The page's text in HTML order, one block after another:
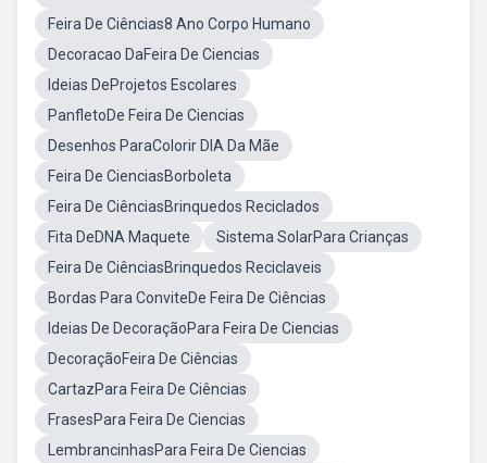
Feira De Ciências8 Ano Corpo Humano
Decoracao DaFeira De Ciencias
Ideias DeProjetos Escolares
PanfletoDe Feira De Ciencias
Desenhos ParaColorir DIA Da Mãe
Feira De CienciasBorboleta
Feira De CiênciasBrinquedos Reciclados
Fita DeDNA Maquete
Sistema SolarPara Crianças
Feira De CiênciasBrinquedos Reciclaveis
Bordas Para ConviteDe Feira De Ciências
Ideias De DecoraçãoPara Feira De Ciencias
DecoraçãoFeira De Ciências
CartazPara Feira De Ciências
FrasesPara Feira De Ciencias
LembrancinhasPara Feira De Ciencias